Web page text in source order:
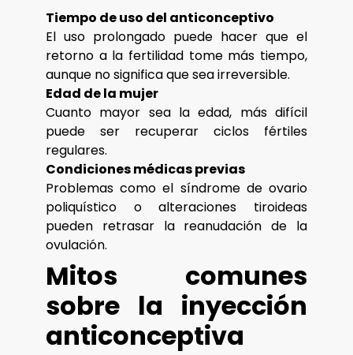
Tiempo de uso del anticonceptivo
El uso prolongado puede hacer que el
retorno a la fertilidad tome más tiempo,
aunque no significa que sea irreversible.
Edad de la mujer
Cuanto mayor sea la edad, más difícil
puede ser recuperar ciclos fértiles
regulares.
Condiciones médicas previas
Problemas como el síndrome de ovario
poliquístico o alteraciones tiroideas
pueden retrasar la reanudación de la
ovulación.
Mitos comunes
sobre la inyección
anticonceptiva